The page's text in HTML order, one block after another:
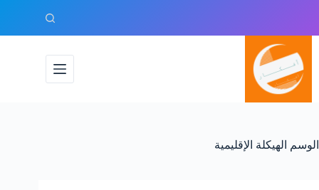
المحتوى
الوسم الهيكلة الإقليمية